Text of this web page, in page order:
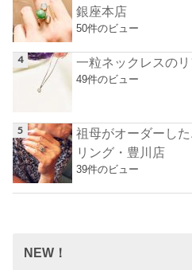
銀座本店
50件のビュー
一粒ネックレスの
49件のビュー
祖母がオーダーし
リング・豊川店
39件のビュー
NEW！